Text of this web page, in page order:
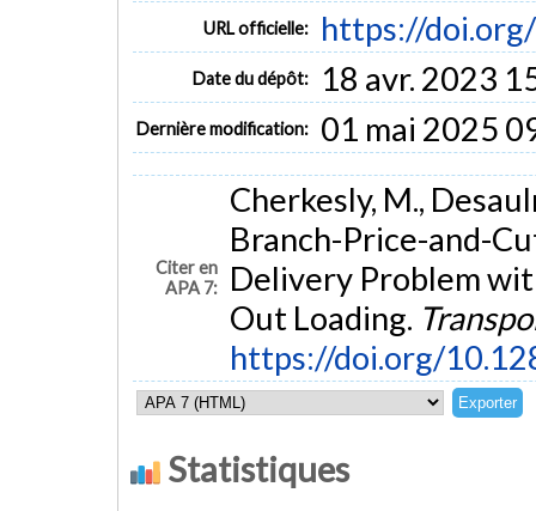
URL officielle: https://
Date du dépôt: 18 avr. 2023
Dernière modification: 01 mai 2025
Citer en
APA 7:
Cherkesly, M.,
Branch-Price-and-
Delivery Problem
Out Loading.
https://doi.org/
Statistiques